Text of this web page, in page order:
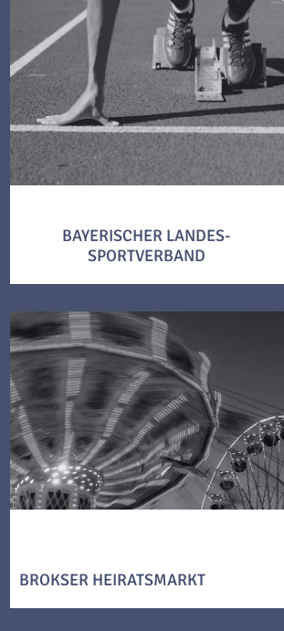
BAYERISCHER LANDES-
SPORTVERBAND
BROKSER HEIRATSMARKT